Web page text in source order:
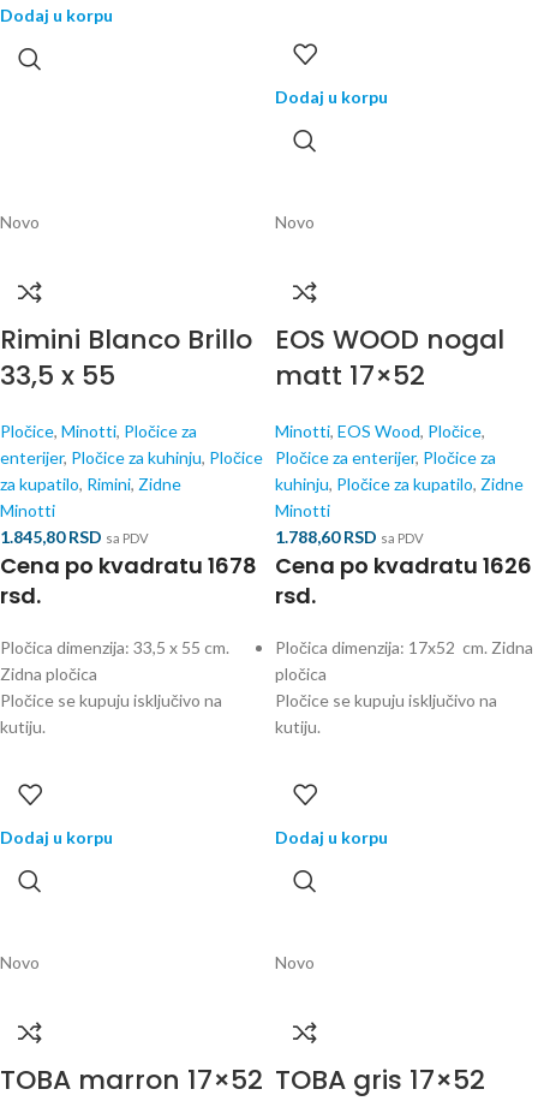
Dodaj u korpu
Dodaj u korpu
Novo
Rimini Blanco Brillo
33,5 x 55
Pločice, Minotti, Pločice za
enterijer, Pločice za kuhinju, Pločice
za kupatilo, Rimini, Zidne
Minotti
1.845,80RSD sa PDV
Cena po kvadratu 1678
rsd.
Pločica dimenzija: 33,5 x 55 cm.
Zidna pločica
Pločice se kupuju isključivo na
kutiju.
Dodaj u korpu
Novo
EOS WOOD nogal
matt 17×52
Minotti, EOS Wood, Pločice,
Pločice za enterijer, Pločice za
kuhinju, Pločice za kupatilo, Zidne
Minotti
1.788,60RSD sa PDV
Cena po kvadratu 1626
rsd.
Pločica dimenzija: 17x52 cm. Zidna
pločica
Pločice se kupuju isključivo na
kutiju.
Dodaj u korpu
Novo
TOBA marron 17×52
Novo
TOBA gris 17×52